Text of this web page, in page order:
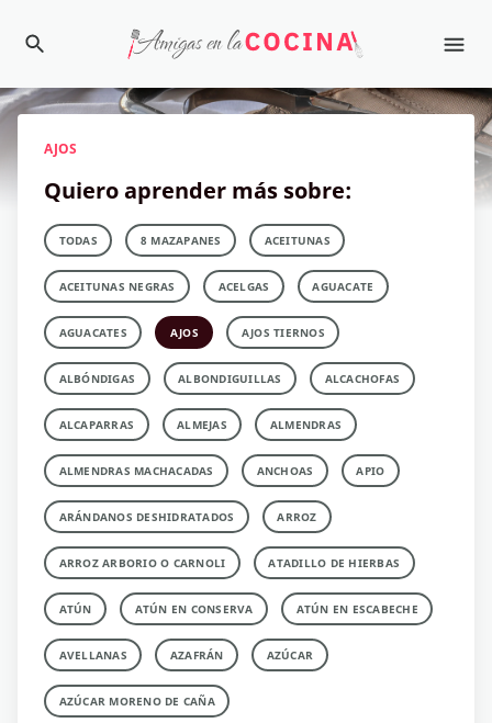
AJOS
Quiero aprender más sobre:
TODAS 8 MAZAPANES ACEITUNAS
ACEITUNAS NEGRAS ACELGAS AGUACATE
AGUACATES AJOS AJOS TIERNOS
ALBÓNDIGAS ALBONDIGUILLAS ALCACHOFAS
ALCAPARRAS ALMEJAS ALMENDRAS
ALMENDRAS MACHACADAS ANCHOAS APIO
ARÁNDANOS DESHIDRATADOS ARROZ
ARROZ ARBORIO O CARNOLI ATADILLO DE HIERBAS
ATÚN ATÚN EN CONSERVA ATÚN EN ESCABECHE
AVELLANAS AZAFRÁN AZÚCAR
AZÚCAR MORENO DE CAÑA